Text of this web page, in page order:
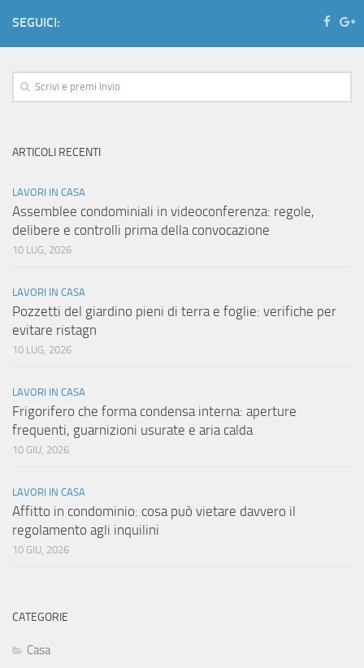
SEGUICI:
ARTICOLI RECENTI
LAVORI IN CASA
Assemblee condominiali in videoconferenza: regole,
delibere e controlli prima della convocazione
10 LUG, 2026
LAVORI IN CASA
Pozzetti del giardino pieni di terra e foglie: verifiche per
evitare ristagn
10 LUG, 2026
LAVORI IN CASA
Frigorifero che forma condensa interna: aperture
frequenti, guarnizioni usurate e aria calda
10 GIU, 2026
LAVORI IN CASA
Affitto in condominio: cosa può vietare davvero il
regolamento agli inquilini
10 GIU, 2026
CATEGORIE
Casa